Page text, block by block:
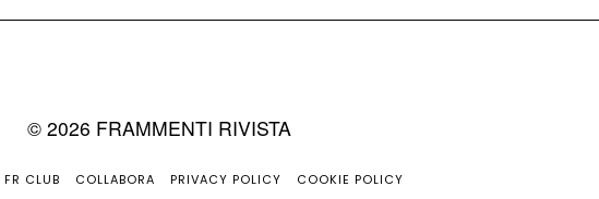
© 2026 FRAMMENTI RIVISTA
FR CLUB COLLABORA PRIVACY POLICY COOKIE POLICY